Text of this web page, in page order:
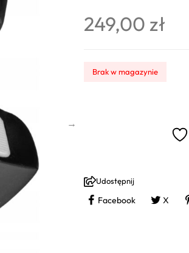
249,00 zł
Brak w magazynie
Udostępnij
Facebook X